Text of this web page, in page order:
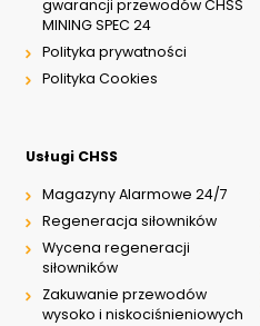
gwarancji przewodów CHSS
MINING SPEC 24
Polityka prywatności
Polityka Cookies
Usługi CHSS
Magazyny Alarmowe 24/7
Regeneracja siłowników
Wycena regeneracji
siłowników
Zakuwanie przewodów
wysoko i niskociśnieniowych